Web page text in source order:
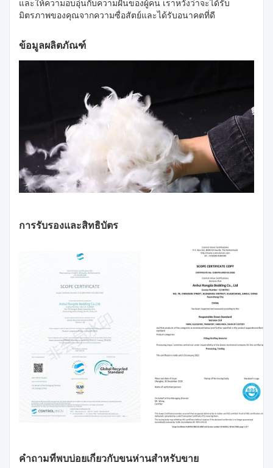
และให้ความอบอุ่นกับความฝันของผู้คน เราหวังว่าจะได้รับ
มิตรภาพของคุณจากความซื่อสัตย์และได้รับอนาคตที่ดี
ข้อมูลผลิตภัณฑ์
การรับรองและสิทธิบัตร
คำถามที่พบบ่อยเกี่ยวกับขนห่านสำหรับขาย